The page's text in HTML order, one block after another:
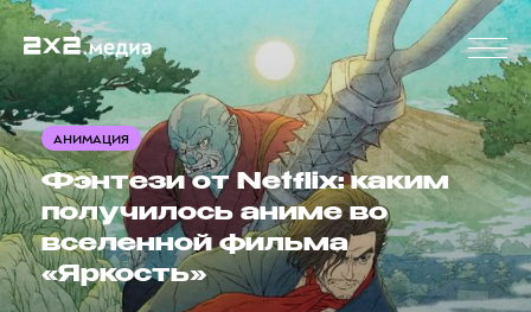
АНИМАЦИЯ
Фэнтези от Netflix: каким
получилось аниме во
вселенной фильма
«Яркость»